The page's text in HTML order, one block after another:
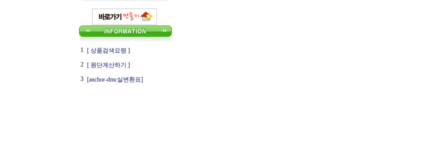
1
[ 상품검색요령 ]
2
[ 원단계산하기 ]
3
[anchor-dmc실변환표]